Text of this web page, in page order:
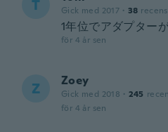
T Gick med 2017 · 38
1年位でアダプター
för 4 år sen
Z Zoey
Gick med 2018 · 245
för 4 år sen